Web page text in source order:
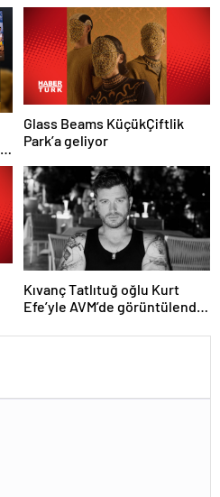
Glass Beams KüçükÇiftlik
Park’a geliyor
Kıvanç Tatlıtuğ oğlu Kurt
Efe’yle AVM’de görüntülendi!